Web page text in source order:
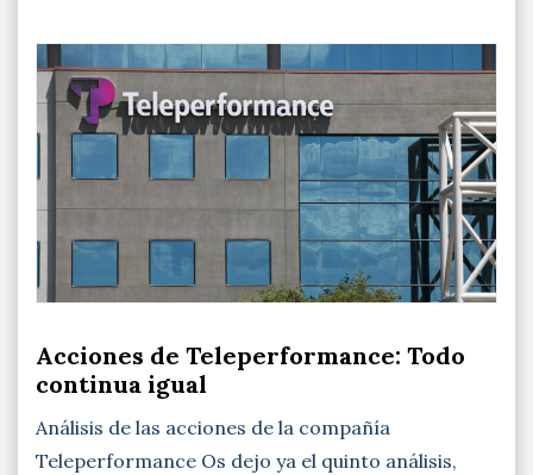
Acciones de Teleperformance: Todo
continua igual
Análisis de las acciones de la compañía
Teleperformance Os dejo ya el quinto análisis,